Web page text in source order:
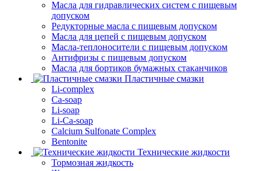
Масла для гидравлических систем с пищевым
допуском
Редукторные масла с пищевым допуском
Масла для цепей с пищевым допуском
Масла-теплоносители с пищевым допуском
Антифризы с пищевым допуском
Масла для бортиков бумажных стаканчиков
Пластичные смазки
Li-complex
Ca-soap
Li-soap
Li-Ca-soap
Calcium Sulfonate Complex
Bentonite
Технические жидкости
Тормозная жидкость